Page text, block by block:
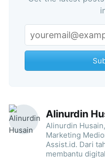
Alinurdin
Alinurdin
Marketing
Assist.id. Dari
membantu